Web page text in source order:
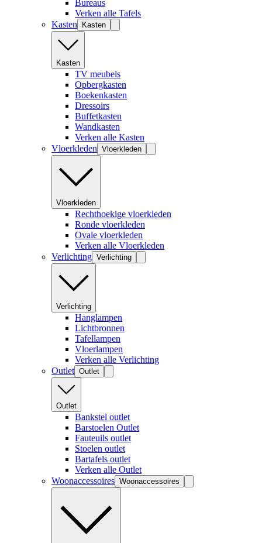
Bureaus
Verken alle Tafels
Kasten
Kasten
Kasten
TV meubels
Opbergkasten
Boekenkasten
Dressoirs
Buffetkasten
Wandkasten
Verken alle Kasten
Vloerkleden Vloerkleden
Vloerkleden
Rechthoekige vloerkleden
Ronde vloerkleden
Ovale vloerkleden
Verken alle Vloerkleden
Verlichting Verlichting
Verlichting
Hanglampen
Lichtbronnen
Tafellampen
Vloerlampen
Verken alle Verlichting
Outlet Outlet
Outlet
Bankstel outlet
Barstoelen Outlet
Fauteuils outlet
Stoelen outlet
Bartafels outlet
Verken alle Outlet
Woonaccessoires Woonaccessoires